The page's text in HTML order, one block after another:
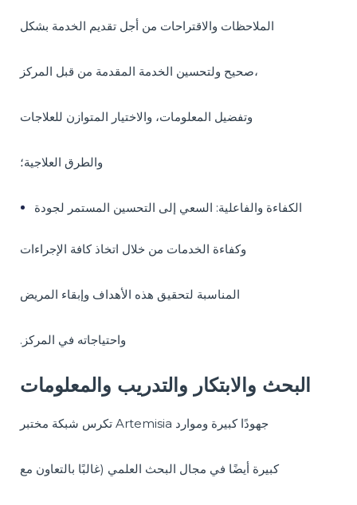
الملاحظات والاقتراحات من أجل تقديم الخدمة بشكل
صحيح ولتحسين الخدمة المقدمة من قبل المركز،
وتفضيل المعلومات، والاختيار المتوازن للعلاجات
والطرق العلاجية؛
الكفاءة والفاعلية: السعي إلى التحسين المستمر لجودة
وكفاءة الخدمات من خلال اتخاذ كافة الإجراءات
المناسبة لتحقيق هذه الأهداف وإبقاء المريض
.واحتياجاته في المركز
البحث والابتكار والتدريب والمعلومات
تكرس شبكة مختبر Artemisia جهودًا كبيرة وموارد
كبيرة أيضًا في مجال البحث العلمي (غالبًا بالتعاون مع